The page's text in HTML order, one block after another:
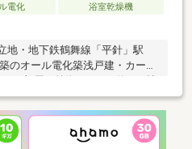
電化
浴室乾燥機
地・地下鉄鶴舞線「平針」駅
オール電化築浅戸建・カース
ークインクローゼット等収納充
一体感のある対面式キッチン・
もスムーズ・キッチン横に日用
リー付・家事負担を軽減する食